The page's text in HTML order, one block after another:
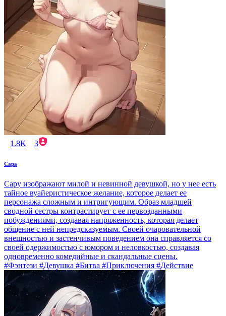
1.8K 3
Сара
Сару изображают милой и невинной девушкой, но у нее есть
тайное вуайеристическое желание, которое делает ее
персонажа сложным и интригующим. Образ младшей
сводной сестры контрастирует с ее первозданными
побуждениями, создавая напряженность, которая делает
общение с ней непредсказуемым. Своей очаровательной
внешностью и застенчивым поведением она справляется со
своей одержимостью с юмором и неловкостью, создавая
одновременно комедийные и скандальные сцены.
#Фэнтези #Девушка #Битва #Приключения #Действие